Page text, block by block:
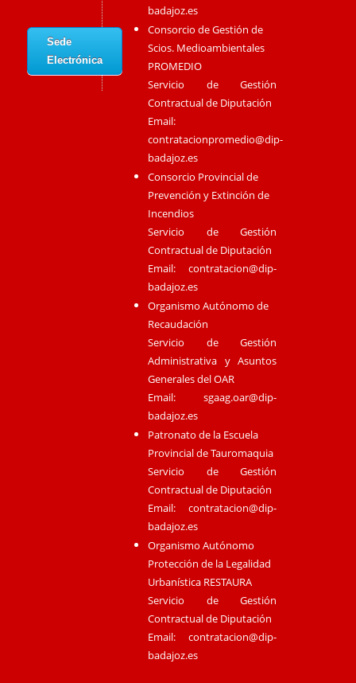
Sede
Electrónica
badajoz.es
Consorcio de Gestión de
Scios. Medioambientales
PROMEDIO
Servicio de Gestión
Contractual de Diputación
Email:
contratacionpromedio@dip-
badajoz.es
Consorcio Provincial de
Prevención y Extinción de
Incendios
Servicio de Gestión
Contractual de Diputación
Email:contratacion@dip-
badajoz.es
Organismo Autónomo de
Recaudación
Servicio de Gestión
Administrativa y Asuntos
Generales del OAR
Email:sgaag.oar@dip-
badajoz.es
Patronato de la Escuela
Provincial de Tauromaquia
Servicio de Gestión
Contractual de Diputación
Email:contratacion@dip-
badajoz.es
Organismo Autónomo
Protección de la Legalidad
Urbanística RESTAURA
Servicio de Gestión
Contractual de Diputación
Email:contratacion@dip-
badajoz.es